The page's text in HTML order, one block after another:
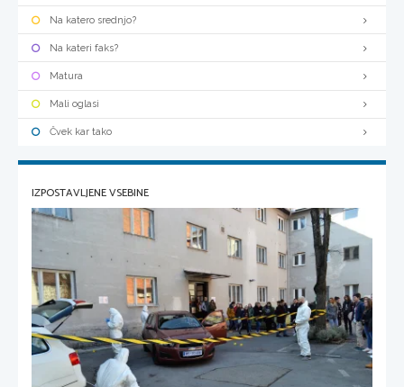
Na katero srednjo?
Na kateri faks?
Matura
Mali oglasi
Čvek kar tako
IZPOSTAVLJENE VSEBINE